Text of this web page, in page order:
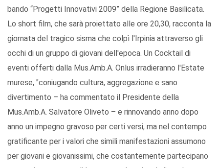
bando “Progetti Innovativi 2009” della Regione Basilicata.
Lo short film, che sarà proiettato alle ore 20,30, racconta la
giornata del tragico sisma che colpì l'Irpinia attraverso gli
occhi di un gruppo di giovani dell'epoca. Un Cocktail di
eventi offerti dalla Mus.Amb.A. Onlus irradieranno l'Estate
murese, "coniugando cultura, aggregazione e sano
divertimento – ha commentato il Presidente della
Mus.Amb.A. Salvatore Oliveto – e rinnovando anno dopo
anno un impegno gravoso per certi versi, ma nel contempo
gratificante per i valori che simili manifestazioni assumono
per giovani e giovanissimi, che costantemente partecipano